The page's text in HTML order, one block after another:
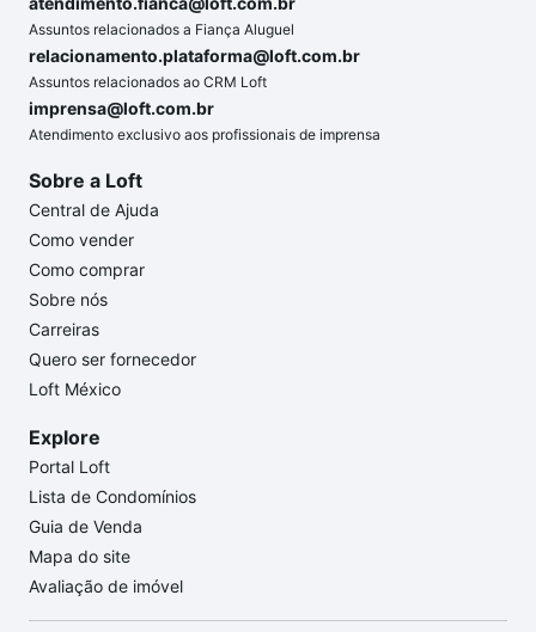
Assuntos relacionados a Fiança Aluguel
relacionamento.plataforma@loft.com.br
Assuntos relacionados ao CRM Loft
imprensa@loft.com.br
Atendimento exclusivo aos profissionais de imprensa
Sobre a Loft
Central de Ajuda
Como vender
Como comprar
Sobre nós
Carreiras
Quero ser fornecedor
Loft México
Explore
Portal Loft
Lista de Condomínios
Guia de Venda
Mapa do site
Avaliação de imóvel